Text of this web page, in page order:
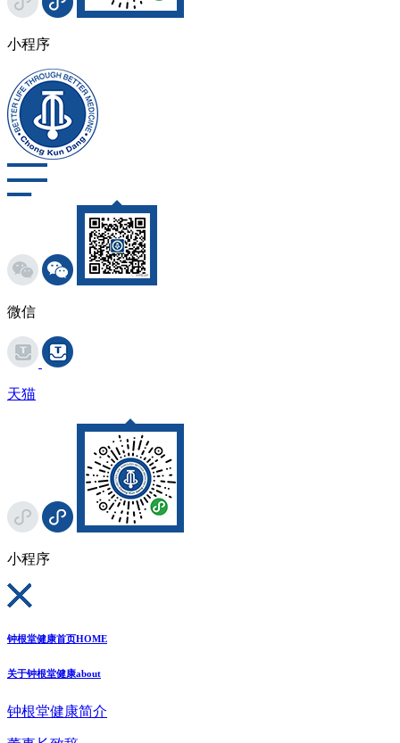
小程序
微信
天猫
小程序
钟根堂健康首页HOME
关于钟根堂健康about
钟根堂健康简介